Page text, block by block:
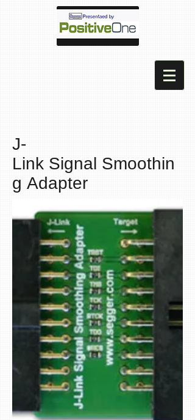
J-
Link Signal Smoothin
g Adapter